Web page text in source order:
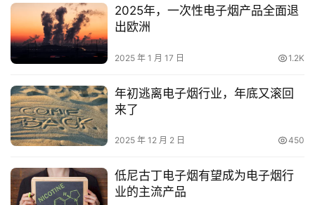
列
2025年，一次性电子烟产品全面退
出欧洲
2025 年 1 月 17 日 1.2K
年初逃离电子烟行业，年底又滚回
来了
2025 年 12 月 2 日 450
低尼古丁电子烟有望成为电子烟行
业的主流产品